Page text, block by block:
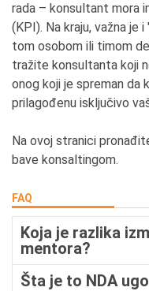
rada – konsultant mora
(KPI). Na kraju, važna je
tom osobom ili timom
tražite konsultanta koji
onog koji je spreman da
prilagođenu isključivo
Na ovoj stranici
bave konsaltingom.
FAQ
Koja je razlika
mentora?
Šta je to NDA